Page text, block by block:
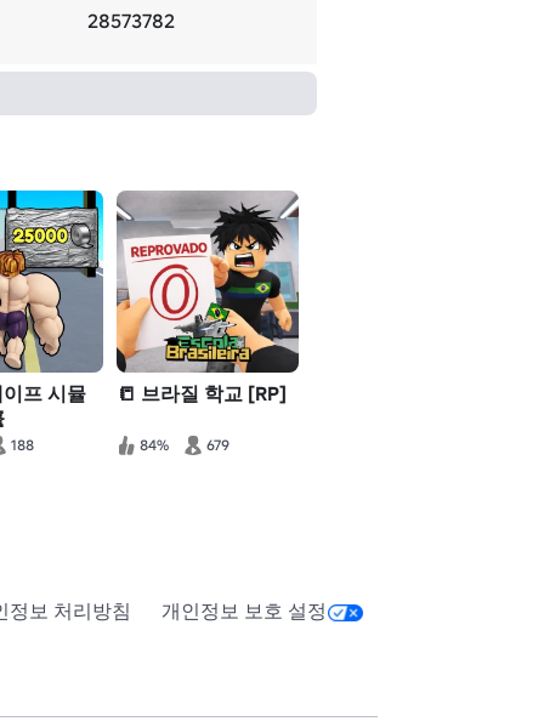
28573782
프 시뮬
188
📒 브라질 학교 [RP]
84% 679
정보 처리방침 개인정보 보호 설정